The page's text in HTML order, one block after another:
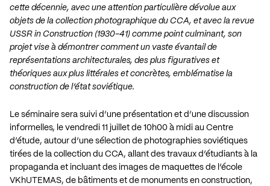
cette décennie, avec une attention particulière dévolue aux
objets de la collection photographique du CCA, et avec la revue
USSR in Construction (1930-41) comme point culminant, son
projet vise à démontrer comment un vaste évantail de
représentations architecturales, des plus figuratives et
théoriques aux plus littérales et concrètes, emblématise la
construction de l’état soviétique.
Le séminaire sera suivi d’une présentation et d’une discussion
informelles, le vendredi 11 juillet de 10h00 à midi au Centre
d’étude, autour d’une sélection de photographies soviétiques
tirées de la collection du CCA, allant des travaux d’étudiants à la
propaganda et incluant des images de maquettes de l’école
VKhUTEMAS, de bâtiments et de monuments en construction,